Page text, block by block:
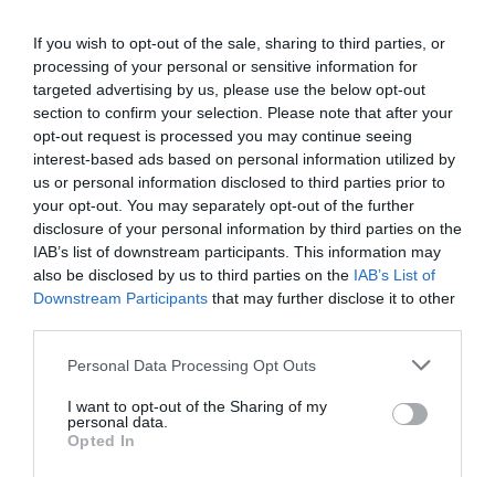
If you wish to opt-out of the sale, sharing to third parties, or
processing of your personal or sensitive information for
targeted advertising by us, please use the below opt-out
section to confirm your selection. Please note that after your
opt-out request is processed you may continue seeing
interest-based ads based on personal information utilized by
us or personal information disclosed to third parties prior to
your opt-out. You may separately opt-out of the further
disclosure of your personal information by third parties on the
IAB’s list of downstream participants. This information may
also be disclosed by us to third parties on the IAB’s List of
Downstream Participants that may further disclose it to other
Please note that this website/app uses one or more Google
not limited to your visit or usage behaviour. You may click to
grant or deny consent to Google and its third-party tags to
use your data for below specified purposes in below Google
Personal Data Processing Opt Outs
I want to opt-out of the Sharing of my
personal data.
Opted In
POLITICA SINISTRA
d’Europa: CasaPound e comitati in
piazza
La Redazione